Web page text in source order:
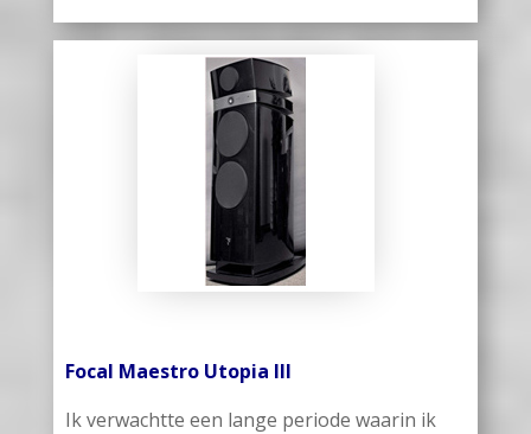
Focal Maestro Utopia III
Ik verwachtte een lange periode waarin ik